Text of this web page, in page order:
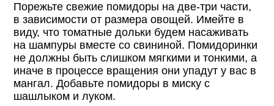
Порежьте свежие помидоры на две-три части,
в зависимости от размера овощей. Имейте в
виду, что томатные дольки будем насаживать
на шампуры вместе со свининой. Помидоринки
не должны быть слишком мягкими и тонкими, а
иначе в процессе вращения они упадут у вас в
мангал. Добавьте помидоры в миску с
шашлыком и луком.